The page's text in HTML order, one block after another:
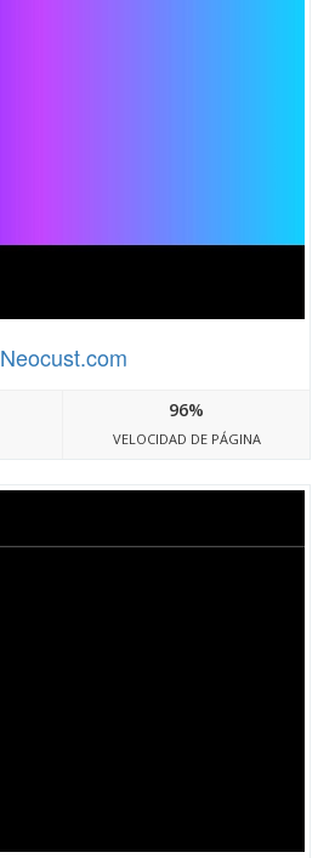
Neocust.com
96%
VELOCIDAD DE PÁGINA